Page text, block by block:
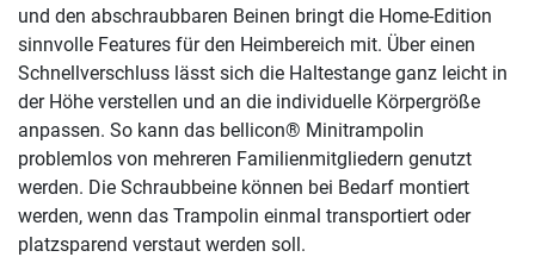
und den abschraubbaren Beinen bringt die Home-Edition
sinnvolle Features für den Heimbereich mit. Über einen
Schnellverschluss lässt sich die Haltestange ganz leicht in
der Höhe verstellen und an die individuelle Körpergröße
anpassen. So kann das bellicon® Minitrampolin
problemlos von mehreren Familienmitgliedern genutzt
werden. Die Schraubbeine können bei Bedarf montiert
werden, wenn das Trampolin einmal transportiert oder
platzsparend verstaut werden soll.